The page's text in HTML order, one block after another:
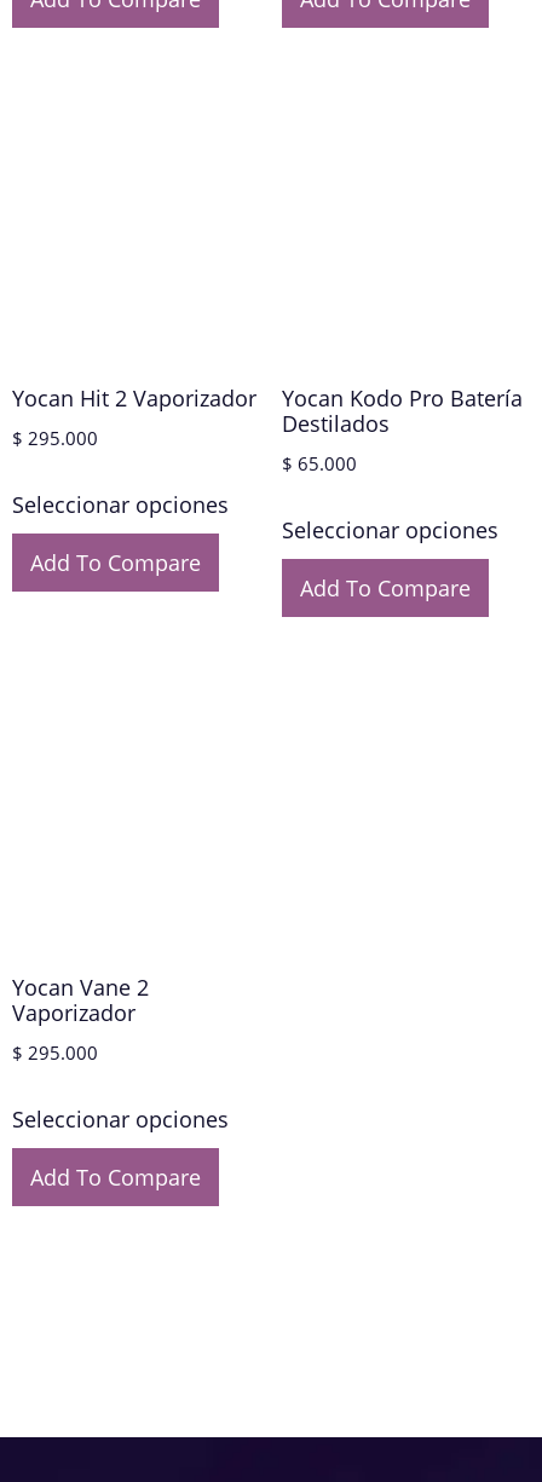
Yocan Hit 2 Vaporizador
$ 295.000
Seleccionar opciones
Add To Compare
Yocan Kodo Pro Batería
Destilados
$ 65.000
Seleccionar opciones
Add To Compare
Yocan Vane 2
Vaporizador
$ 295.000
Seleccionar opciones
Add To Compare